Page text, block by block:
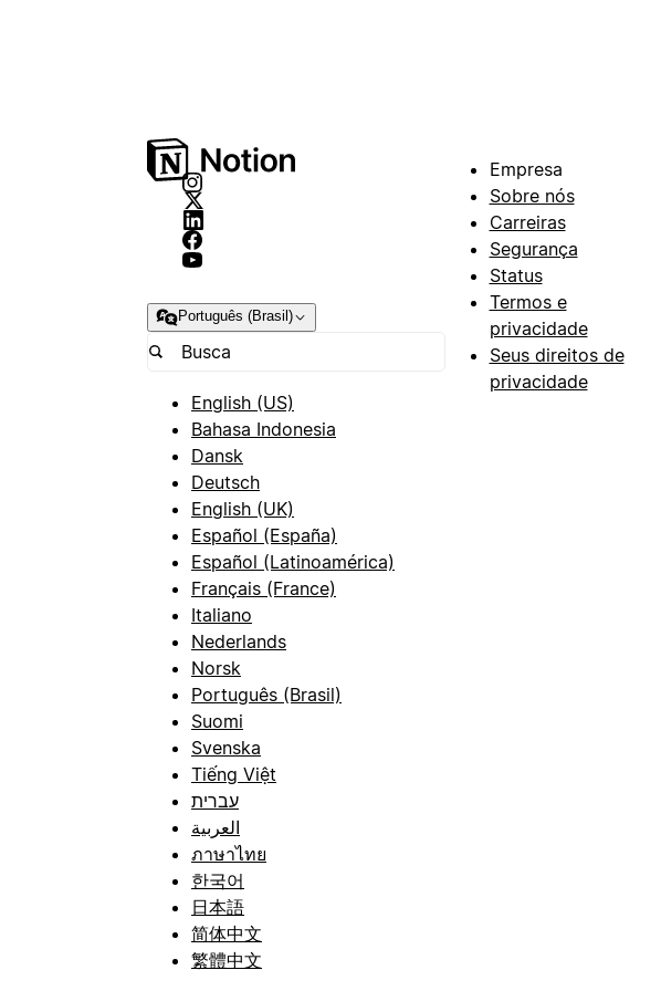
Português (Brasil)
English (US)
Bahasa Indonesia
Dansk
Deutsch
English (UK)
Español (España)
Español (Latinoamérica)
Français (France)
Italiano
Nederlands
Norsk
Português (Brasil)
Suomi
Svenska
Tiếng Việt
עברית
العربية
ภาษาไทย
한국어
日本語
简体中文
繁體中文
Empresa
Sobre nós
Carreiras
Segurança
Status
Termos e
privacidade
Seus direitos de
privacidade